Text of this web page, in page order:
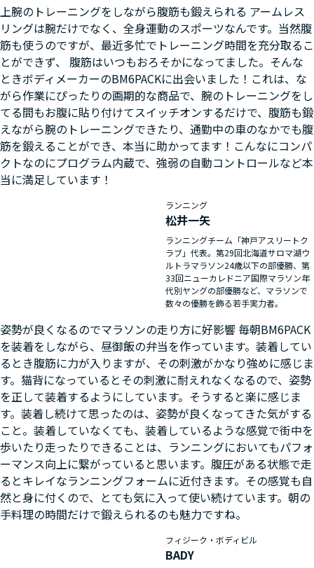
上腕のトレーニングをしながら腹筋も鍛えられる アームレス
リングは腕だけでなく、全身運動のスポーツなんです。当然腹
筋も使うのですが、最近多忙でトレーニング時間を充分取るこ
とができず、 腹筋はいつもおろそかになってました。そんな
ときボディメーカーのBM6PACKに出会いました！これは、な
がら作業にぴったりの画期的な商品で、腕のトレーニングをし
てる間もお腹に貼り付けてスイッチオンするだけで、腹筋も鍛
えながら腕のトレーニングできたり、通勤中の車のなかでも腹
筋を鍛えることができ、本当に助かってます！こんなにコンパ
クトなのにプログラム内蔵で、強弱の自動コントロールなど本
当に満足しています！
ランニング
松井一矢
ランニングチーム「神戸アスリートク
ラブ」代表。第29回北海道サロマ湖ウ
ルトラマラソン24歳以下の部優勝、第
33回ニューカレドニア国際マラソン年
代別ヤングの部優勝など、マラソンで
数々の優勝を飾る若手実力者。
姿勢が良くなるのでマラソンの走り方に好影響 毎朝BM6PACK
を装着をしながら、昼御飯の弁当を作っています。装着してい
るとき腹筋に力が入りますが、その刺激がかなり強めに感じま
す。猫背になっているとその刺激に耐えれなくなるので、姿勢
を正して装着するようにしています。そうすると楽に感じま
す。装着し続けて思ったのは、姿勢が良くなってきた気がする
こと。装着していなくても、装着しているような感覚で街中を
歩いたり走ったりできることは、ランニングにおいてもパフォ
ーマンス向上に繋がっていると思います。腹圧がある状態で走
るとキレイなランニングフォームに近付きます。その感覚も自
然と身に付くので、とても気に入って使い続けています。朝の
手料理の時間だけで鍛えられるのも魅力ですね。
フィジーク・ボディビル
BADY